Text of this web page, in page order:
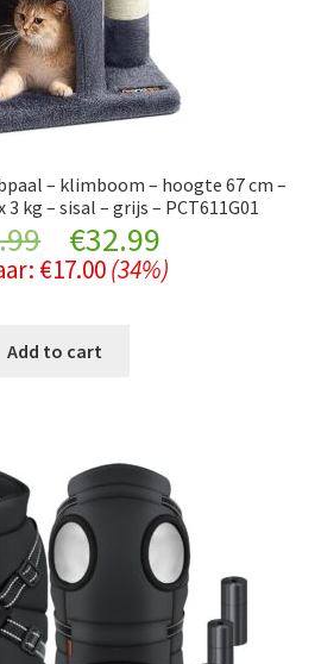
– klimboom – hoogte 67 cm –
kg – sisal – grijs – PCT611G01
Original
price
was:
€32.99Current
price
€17.00(34%)
Add to cart